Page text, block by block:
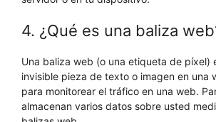
4. ¿Qué es una baliza
Una baliza web (o una etiqueta de píxel)
invisible pieza de texto o imagen en una
para monitorear el tráfico en una web.
almacenan varios datos sobre usted